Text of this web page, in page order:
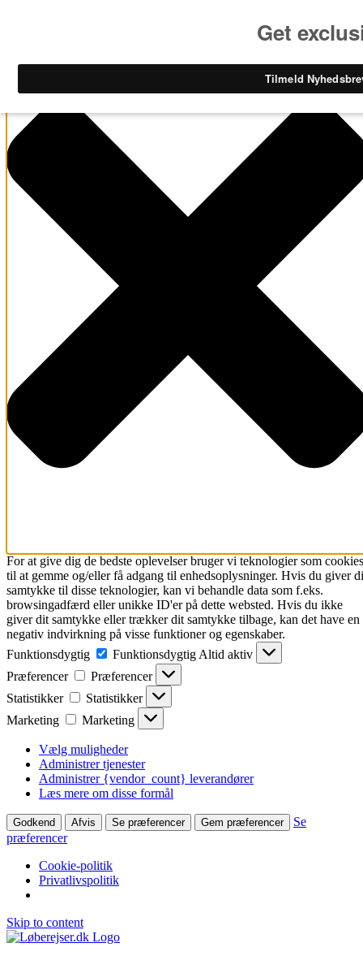
For at give dig de bedste oplevelser bruger vi teknologier som cookies
til at gemme og/eller få adgang til enhedsoplysninger. Hvis du giver
samtykke til disse teknologier, kan vi behandle data som f.eks.
browsingadfærd eller unikke ID'er på dette websted. Hvis du ikke
giver dit samtykke eller trækker dit samtykke tilbage, kan det have en
negativ indvirkning på visse funktioner og egenskaber.
Funktionsdygtig
Funktionsdygtig Altid aktiv
Præferencer
Præferencer
Statistikker
Statistikker
Marketing
Marketing
Vælg muligheder
Administrer tjenester
Administrer {vendor_count} leverandører
Læs mere om disse formål
Godkend Afvis Se præferencer Gem præferencer
Se
præferencer
Cookie-politik
Privatlivspolitik
Skip to content